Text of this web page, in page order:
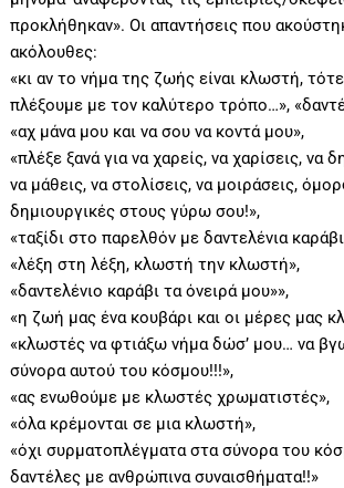
προκλήθηκαν». Οι απαντήσεις που
ακόλουθες:
«κι αν το νήμα της ζωής είναι κλωστή, τότε
πλέξουμε με τον καλύτερο τρόπο…»,
«αχ μάνα μου και να σου να κοντά μου»,
«πλέξε ξανά για να χαρείς, να χαρίσεις, να
να μάθεις, να στολίσεις, να μοιράσεις,
δημιουργικές στους γύρω σου!»,
«ταξίδι στο παρελθόν με δαντελένια
«λέξη στη λέξη, κλωστή την κλωστή»,
«δαντελένιο καράβι τα όνειρά μου»»,
«η ζωή μας ένα κουβάρι και οι μέρες μας
«κλωστές να φτιάξω νήμα δώσ’ μου… να
σύνορα αυτού του κόσμου!!!»,
«ας ενωθούμε με κλωστές χρωματιστές»,
«όλα κρέμονται σε μια κλωστή»,
«όχι συρματοπλέγματα στα σύνορα του
δαντέλες με ανθρώπινα συναισθήματα!!»